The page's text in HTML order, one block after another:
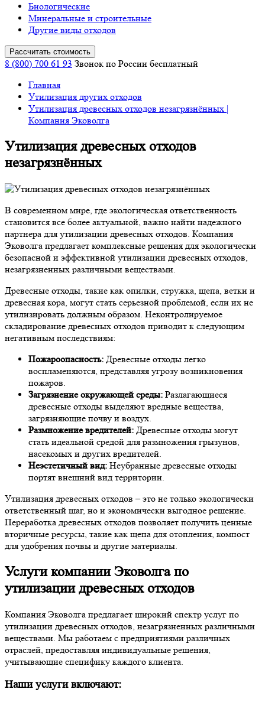
Биологические
Минеральные и строительные
Другие виды отходов
Рассчитать стоимость
8 (800) 700 61 93 Звонок по России бесплатный
Главная
Утилизация других отходов
Утилизация древесных отходов незагрязнённых |
Компания Эковолга
Утилизация древесных отходов
незагрязнённых
В современном мире, где экологическая ответственность
становится все более актуальной, важно найти надежного
партнера для утилизации древесных отходов. Компания
Эковолга предлагает комплексные решения для экологически
безопасной и эффективной утилизации древесных отходов,
незагрязненных различными веществами.
Древесные отходы, такие как опилки, стружка, щепа, ветки и
древесная кора, могут стать серьезной проблемой, если их не
утилизировать должным образом. Неконтролируемое
складирование древесных отходов приводит к следующим
негативным последствиям:
Пожароопасность: Древесные отходы легко
воспламеняются, представляя угрозу возникновения
пожаров.
Загрязнение окружающей среды: Разлагающиеся
древесные отходы выделяют вредные вещества,
загрязняющие почву и воздух.
Размножение вредителей: Древесные отходы могут
стать идеальной средой для размножения грызунов,
насекомых и других вредителей.
Неэстетичный вид: Неубранные древесные отходы
портят внешний вид территории.
Утилизация древесных отходов – это не только экологически
ответственный шаг, но и экономически выгодное решение.
Переработка древесных отходов позволяет получить ценные
вторичные ресурсы, такие как щепа для отопления, компост
для удобрения почвы и другие материалы.
Услуги компании Эковолга по
утилизации древесных отходов
Компания Эковолга предлагает широкий спектр услуг по
утилизации древесных отходов, незагрязненных различными
веществами. Мы работаем с предприятиями различных
отраслей, предоставляя индивидуальные решения,
учитывающие специфику каждого клиента.
Наши услуги включают: